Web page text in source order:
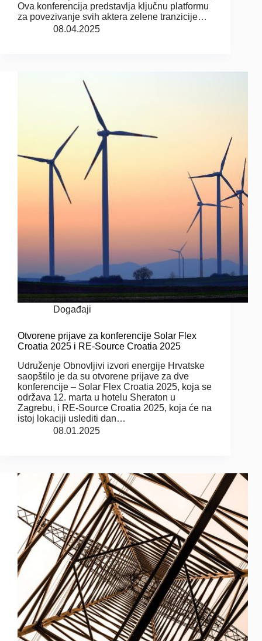
Ova konferencija predstavlja ključnu platformu
za povezivanje svih aktera zelene tranzicije…
08.04.2025
Događaji
Otvorene prijave za konferencije Solar Flex
Croatia 2025 i RE-Source Croatia 2025
Udruženje Obnovljivi izvori energije Hrvatske
saopštilo je da su otvorene prijave za dve
konferencije – Solar Flex Croatia 2025, koja se
održava 12. marta u hotelu Sheraton u
Zagrebu, i RE-Source Croatia 2025, koja će na
istoj lokaciji uslediti dan…
08.01.2025